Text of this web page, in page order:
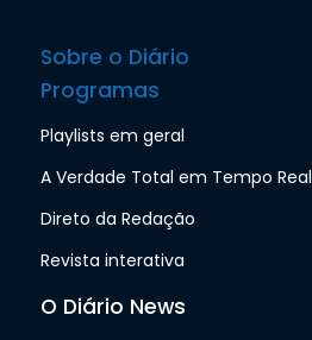
Sobre o Diário
Programas
Playlists em geral
A Verdade Total em Tempo Real
Direto da Redação
Revista interativa
O Diário News